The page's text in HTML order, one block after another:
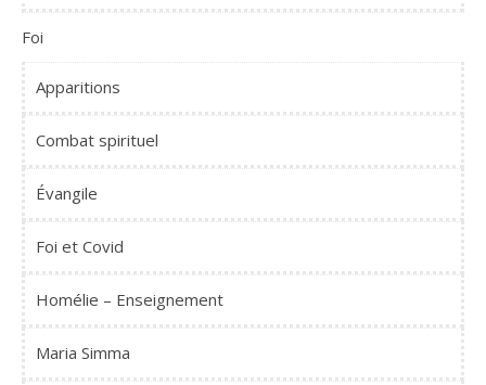
Foi
Apparitions
Combat spirituel
Évangile
Foi et Covid
Homélie – Enseignement
Maria Simma